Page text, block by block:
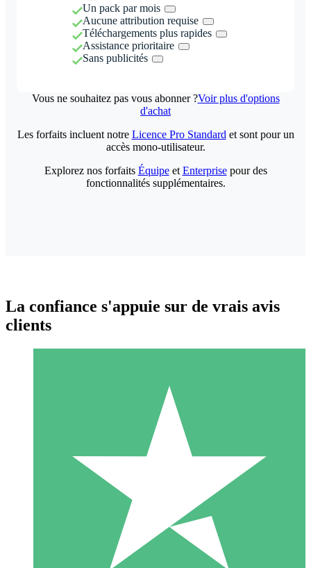
Un pack par mois
Aucune attribution requise
Téléchargements plus rapides
Assistance prioritaire
Sans publicités
Vous ne souhaitez pas vous abonner ?Voir plus d'options
d'achat
Packs de Crédits Individuels
Payez à l'utilisation avec des crédits de téléchargement. Sans
1 Téléchargement
10 00
Les forfaits incluent notre Licence Pro Standard et sont pour un
accès mono-utilisateur.
Explorez nos forfaits Équipeet Enterprisepour des
fonctionnalités supplémentaires.
La confiance s'appuie sur de vrais avis
clients